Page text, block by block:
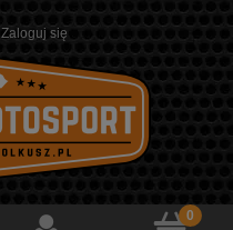
Zaloguj się